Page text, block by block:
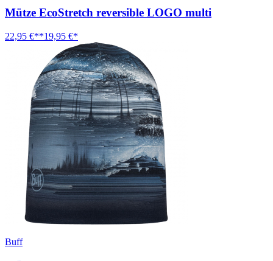
Mütze EcoStretch reversible LOGO multi
22,95 €**19,95 €*
Buff